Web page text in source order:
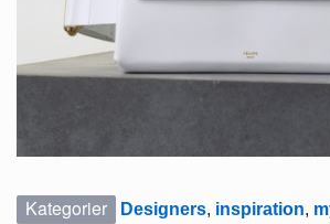
Kategorier Designers, inspiration,